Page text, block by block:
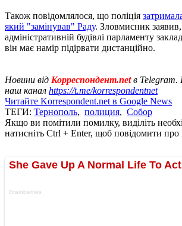
Також повідомлялося, що поліція
який "замінував" Раду. Зловмисник
адміністративній будівлі парламенту
він має намір підірвати дистанційно.
Новини від Корреспондент.netв Telegram.
наш канал https://t.me/korrespondentnet
Читайте Korrespondent.net в Google News
ТЕГИ: Тернополь, полиция, Собор
Якщо ви помітили помилку, виділіть
натисніть Ctrl + Enter, щоб повідомити про